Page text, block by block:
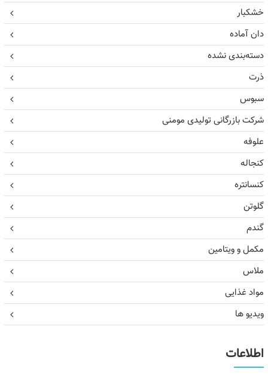
خشکبار
دان آماده
دسته‌بندی نشده
ذرت
سبوس
شرکت بازرگانی تولیدی مومنی
علوفه
کنجاله
کنسانتره
گلوتن
گندم
مکمل و ویتامین
ملاس
مواد غذایی
ویدیو ها
اطلاعات